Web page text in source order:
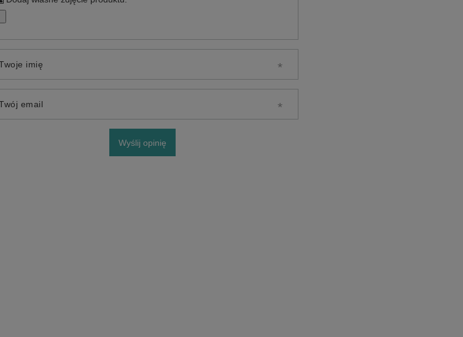
imię
email
Wyślij opinię